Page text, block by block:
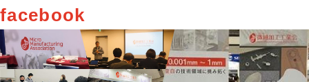
facebook